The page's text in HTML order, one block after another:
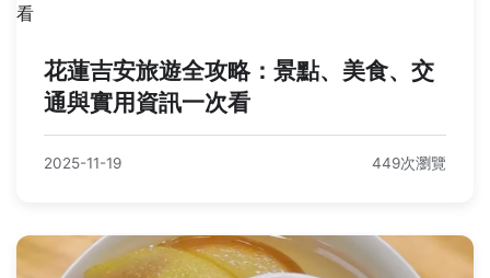
花蓮吉安旅遊全攻略：景點、美食、交
通與實用資訊一次看
2025-11-19 449次瀏覽